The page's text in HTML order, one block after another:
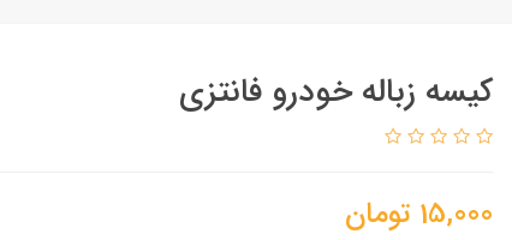
کیسه زباله خودرو فانتزی
15,000 تومان